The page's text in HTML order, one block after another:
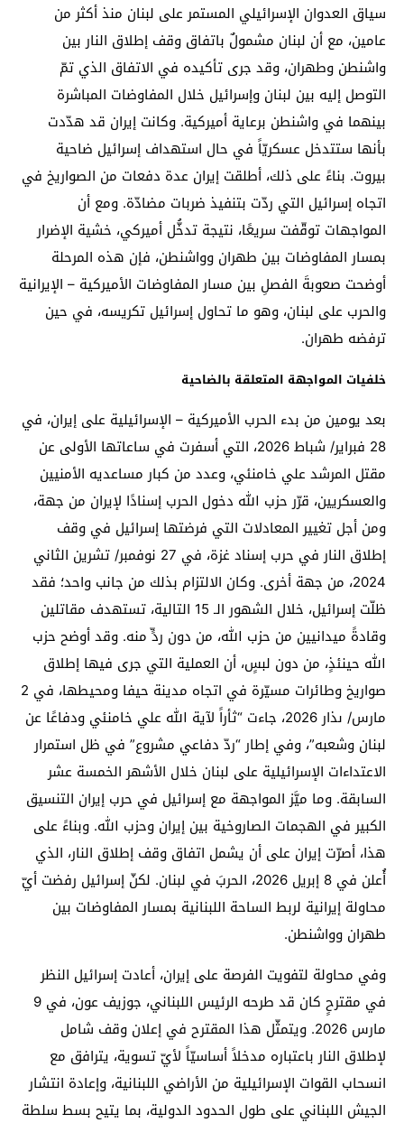
سياق العدوان الإسرائيلي المستمر على لبنان منذ أكثر من
عامين، مع أن لبنان مشمولٌ باتفاق وقف إطلاق النار بين
واشنطن وطهران، وقد جرى تأكيده في الاتفاق الذي تمّ
التوصل إليه بين لبنان وإسرائيل خلال المفاوضات المباشرة
بينهما في واشنطن برعاية أميركية. وكانت إيران قد هدّدت
بأنها ستتدخل عسكريّاً في حال استهداف إسرائيل ضاحية
بيروت. بناءً على ذلك، أطلقت إيران عدة دفعات من الصواريخ في
اتجاه إسرائيل التي ردّت بتنفيذ ضربات مضادّة. ومع أن
المواجهات توقّفت سريعًا، نتيجة تدخُّل أميركي، خشية الإضرار
بمسار المفاوضات بين طهران وواشنطن، فإن هذه المرحلة
أوضحت صعوبةَ الفصلِ بين مسار المفاوضات الأميركية – الإيرانية
والحرب على لبنان، وهو ما تحاول إسرائيل تكريسه، في حين
ترفضه طهران.
خلفيات المواجهة المتعلقة بالضاحية
بعد يومين من بدء الحرب الأميركية – الإسرائيلية على إيران، في
28 فبراير/ شباط 2026، التي أسفرت في ساعاتها الأولى عن
مقتل المرشد علي خامنئي، وعدد من كبار مساعديه الأمنيين
والعسكريين، قرّر حزب الله دخول الحرب إسنادًا لإيران من جهة،
ومن أجل تغيير المعادلات التي فرضتها إسرائيل في وقف
إطلاق النار في حرب إسناد غزة، في 27 نوفمبر/ تشرين الثاني
2024، من جهة أخرى. وكان الالتزام بذلك من جانب واحد؛ فقد
ظلّت إسرائيل، خلال الشهور الـ 15 التالية، تستهدف مقاتلين
وقادةً ميدانيين من حزب الله، من دون ردٍّ منه. وقد أوضح حزب
الله حينئذٍ، من دون لبسٍ، أن العملية التي جرى فيها إطلاق
صواريخ وطائرات مسيّرة في اتجاه مدينة حيفا ومحيطها، في 2
مارس/ ىذار 2026، جاءت “ثأراً لآية الله علي خامنئي ودفاعًا عن
لبنان وشعبه”، وفي إطار “ردّ دفاعي مشروع” في ظل استمرار
الاعتداءات الإسرائيلية على لبنان خلال الأشهر الخمسة عشر
السابقة. وما ميَّز المواجهة مع إسرائيل في حرب إيران التنسيق
الكبير في الهجمات الصاروخية بين إيران وحزب الله. وبناءً على
هذا، أصرّت إيران على أن يشمل اتفاق وقف إطلاق النار، الذي
أُعلن في 8 إبريل 2026، الحربَ في لبنان. لكنّ إسرائيل رفضت أيّ
محاولة إيرانية لربط الساحة اللبنانية بمسار المفاوضات بين
طهران وواشنطن.
وفي محاولة لتفويت الفرصة على إيران، أعادت إسرائيل النظر
في مقترحٍ كان قد طرحه الرئيس اللبناني، جوزيف عون، في 9
مارس 2026. ويتمثّل هذا المقترح في إعلان وقف شامل
لإطلاق النار باعتباره مدخلاً أساسيّاً لأيّ تسوية، يترافق مع
انسحاب القوات الإسرائيلية من الأراضي اللبنانية، وإعادة انتشار
الجيش اللبناني على طول الحدود الدولية، بما يتيح بسط سلطة